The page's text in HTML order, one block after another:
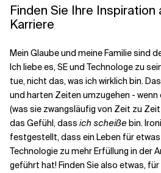
Finden Sie Ihre Inspiration
Karriere
Mein Glaube und meine Familie sind
Ich liebe es, SE und Technologe zu
tue, nicht das, was ich wirklich bin.
und harten Zeiten umzugehen -
(was sie zwangsläufig von Zeit zu
das Gefühl, dass ich scheißebin.
festgestellt, dass ein Leben für etwas
Technologie zu mehr Erfüllung in der
geführt hat! Finden Sie also etwas,